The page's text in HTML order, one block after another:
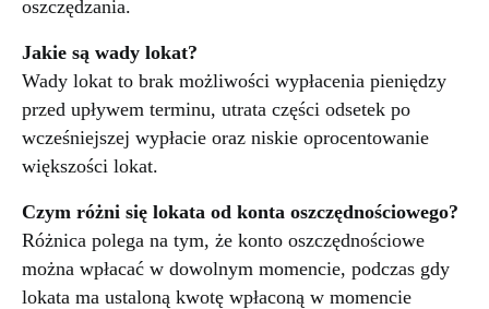
oszczędzania.
Jakie są wady lokat?
Wady lokat to brak możliwości wypłacenia pieniędzy
przed upływem terminu, utrata części odsetek po
wcześniejszej wypłacie oraz niskie oprocentowanie
większości lokat.
Czym różni się lokata od konta oszczędnościowego?
Różnica polega na tym, że konto oszczędnościowe
można wpłacać w dowolnym momencie, podczas gdy
lokata ma ustaloną kwotę wpłaconą w momencie